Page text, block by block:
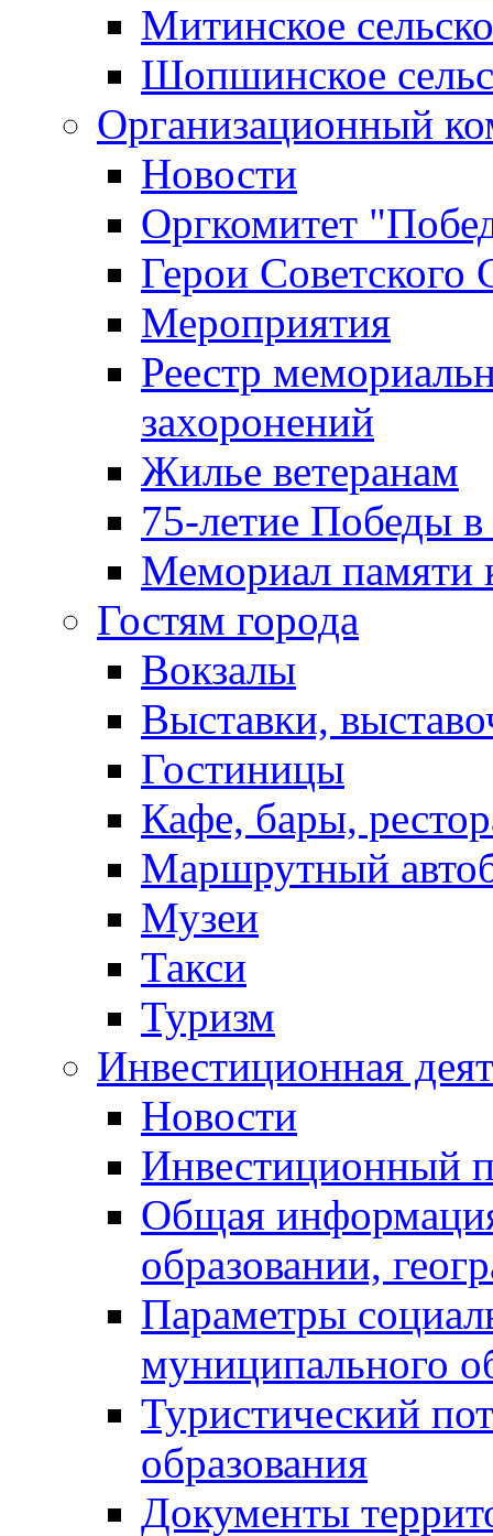
Митинское
Шопшинское
Организационный
Новости
Оргкомитет
Герои Советского
Мероприятия
Реестр
захоронений
Жилье ветеранам
75-летие Победы
Мемориал памяти
Гостям города
Вокзалы
Выставки,
Гостиницы
Кафе, бары,
Маршрутный
Музеи
Такси
Туризм
Инвестиционная
Новости
Инвестиционный
Общая
образовании,
Параметры
муниципального
Туристический
образования
Документы